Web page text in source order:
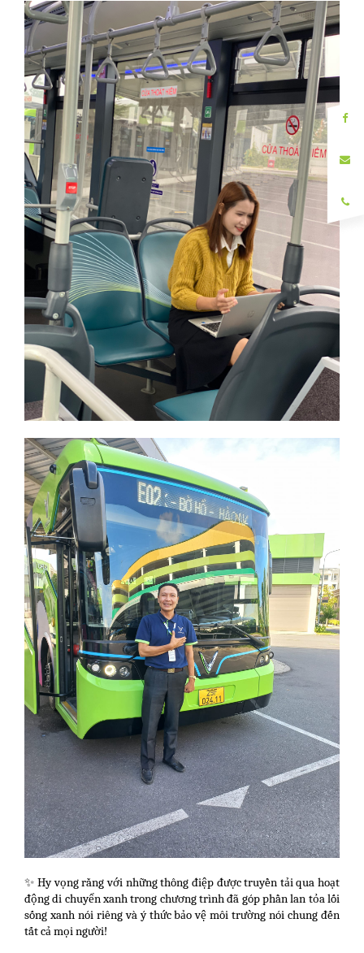
✨ Hy vọng rằng với những thông điệp được truyền tải qua hoạt
động di chuyển xanh trong chương trình đã góp phần lan tỏa lối
sống xanh nói riêng và ý thức bảo vệ môi trường nói chung đến
tất cả mọi người!